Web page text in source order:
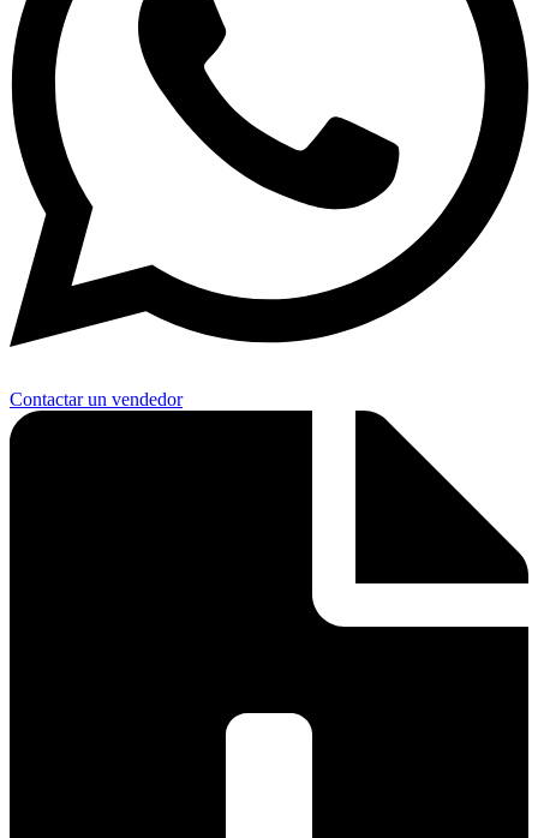
Contactar un vendedor